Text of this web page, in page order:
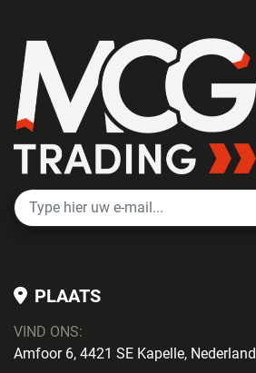
PLAATS
VIND ONS:
Amfoor 6, 4421 SE Kapelle, Nederland